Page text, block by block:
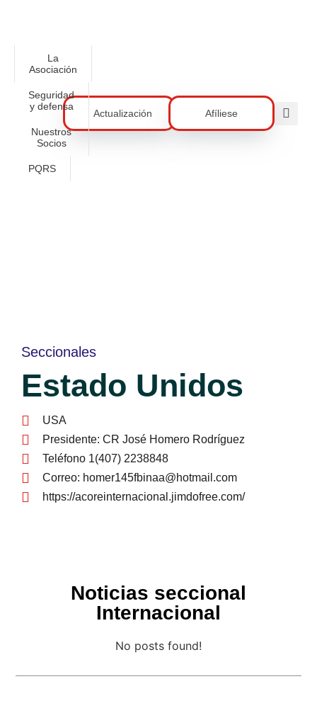
La
Asociación
Seguridad
y defensa
Nuestros
Socios
PQRS
Actualización Afíliese
Seccionales
Estado Unidos
USA
Presidente: CR José Homero Rodríguez
Teléfono 1(407) 2238848
Correo: homer145fbinaa@hotmail.com
https://acoreinternacional.jimdofree.com/
Noticias seccional
Internacional
No posts found!